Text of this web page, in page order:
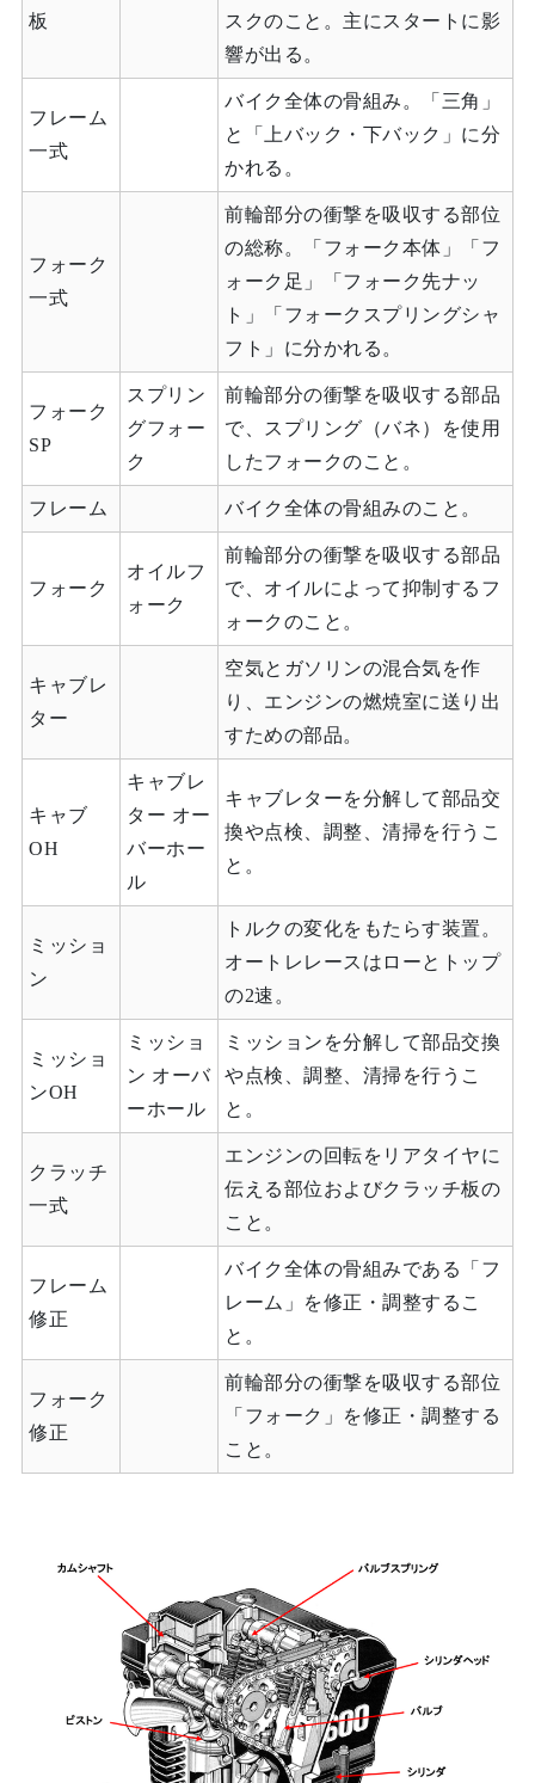
板
スクのこと。主にスタートに影
響が出る。
フレーム
一式
バイク全体の骨組み。「三角」
と「上バック・下バック」に分
かれる。
フォーク
一式
前輪部分の衝撃を吸収する部位
の総称。「フォーク本体」「フ
ォーク足」「フォーク先ナッ
ト」「フォークスプリングシャ
フト」に分かれる。
フォーク
SP
スプリン
グフォー
ク
前輪部分の衝撃を吸収する部品
で、スプリング（バネ）を使用
したフォークのこと。
フレーム バイク全体の骨組みのこと。
フォーク
オイルフ
ォーク
前輪部分の衝撃を吸収する部品
で、オイルによって抑制するフ
ォークのこと。
キャブレ
ター
空気とガソリンの混合気を作
り、エンジンの燃焼室に送り出
すための部品。
キャブ
OH
キャブレ
ター オー
バーホー
ル
キャブレターを分解して部品交
換や点検、調整、清掃を行うこ
と。
ミッショ
ン
トルクの変化をもたらす装置。
オートレレースはローとトップ
の2速。
ミッショ
ンOH
ミッショ
ン オーバ
ーホール
ミッションを分解して部品交換
や点検、調整、清掃を行うこ
と。
クラッチ
一式
エンジンの回転をリアタイヤに
伝える部位およびクラッチ板の
こと。
フレーム
修正
バイク全体の骨組みである「フ
レーム」を修正・調整するこ
と。
フォーク
修正
前輪部分の衝撃を吸収する部位
「フォーク」を修正・調整する
こと。